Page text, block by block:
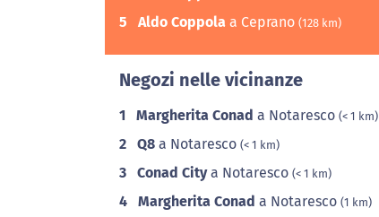
5 Aldo Coppola a Ceprano (128 km)
Negozi nelle vicinanze
1 Margherita Conad a Notaresco (< 1 km)
2 Q8 a Notaresco (< 1 km)
3 Conad Citya Notaresco (< 1 km)
4 Margherita Conad a Notaresco (1 km)